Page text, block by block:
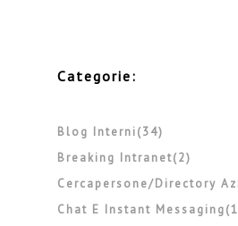
Categorie:
Blog Interni(34)
Breaking Intranet(2)
Cercapersone/directory
Chat E Instant